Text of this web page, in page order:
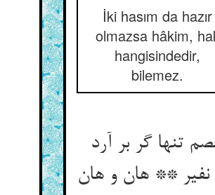
İki hasım da hazır
olmazsa hâkim,
hangisindedir,
bilemez.
تنها گر بر آرد
** هان و هان